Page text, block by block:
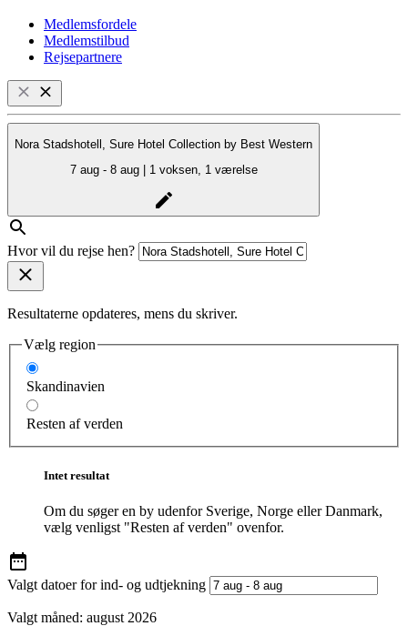
Medlemsfordele
Medlemstilbud
Rejsepartnere
Nora Stadshotell, Sure Hotel Collection by Best Western
7 aug - 8 aug | 1 voksen, 1 værelse
Hvor vil du rejse hen?
Resultaterne opdateres, mens du skriver.
Vælg region
Skandinavien
Resten af verden
Intet resultat
Om du søger en by udenfor Sverige, Norge eller Danmark,
vælg venligst "Resten af verden" ovenfor.
Valgt datoer for ind- og udtjekning
Valgt måned: august 2026